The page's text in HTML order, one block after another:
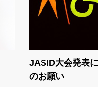
JASID大会発表
のお願い